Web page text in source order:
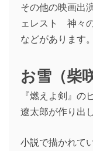
その他の映画出
ェレスト 神々
などがあります。
お雪（柴
『燃えよ剣』の
遼太郎が作り出
小説で描かれて